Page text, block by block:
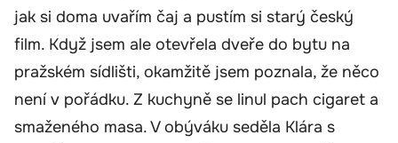
jak si doma uvařím čaj a pustím si starý český
film. Když jsem ale otevřela dveře do bytu na
pražském sídlišti, okamžitě jsem poznala, že něco
není v pořádku. Z kuchyně se linul pach cigaret a
smaženého masa. V obýváku seděla Klára s